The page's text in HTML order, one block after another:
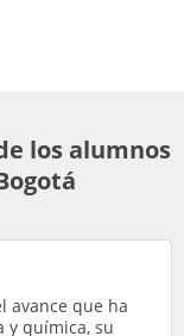
los alumnos
avance que ha
y química, su